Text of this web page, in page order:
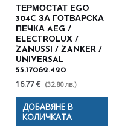
ТЕРМОСТАТ EGO
304C ЗА ГОТВАРСКА
ПЕЧКА AEG /
ELECTROLUX /
ZANUSSI / ZANKER /
UNIVERSAL
55.17062.420
16.77 € (32.80 лв.)
ДОБАВЯНЕ В
КОЛИЧКАТА